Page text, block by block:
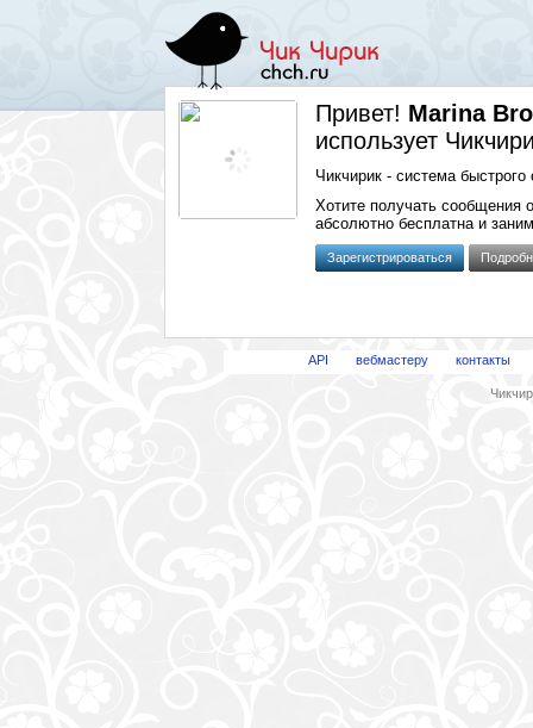
Привет! Marina
использует
Чикчирик - система
Хотите получать сообщения
абсолютно бесплатна и
Зарегистрироваться
API вебмастеру контакты